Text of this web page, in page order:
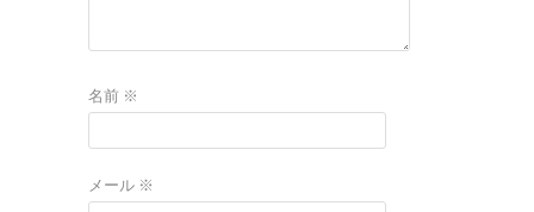
名前 ※
メール ※